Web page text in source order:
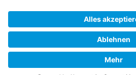
Therapien und Verfahren
Partner